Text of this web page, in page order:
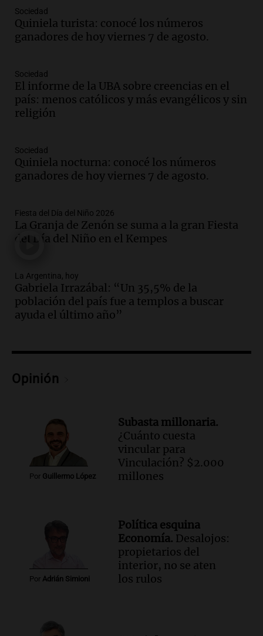
Panorama Federal
Episodios
Audio.Denuncias por represión en el
Panorama Federal
Episodios
Audio.Río Gallegos reporta frío extremo
y llega avión para escuelas de la décima
Panorama Federal
Episodios
Audio. La justicia reconoce al COVID
Panorama Federal
Episodios
Aumento de tarifas de luz en San
regulación de la energía
Panorama Federal
Episodios
Audio.Gabriela Irrazábal: “Un 35,5% de
Episodios
Santa Fe.
Noticias Rosario
Episodios
Audio.
José Roccuzzo, cortes de carne y
compras de Antonella: bromas en
Audio.
José Roccuzzo, cortes de carne y
compras de Antonella: bromas en
Viva la Radio Rosario
Episodios
cuestiona certezas masculinas
Sociedad
Quiniela turista: conocé los números
ganadores de hoy viernes 7 de agosto.
Sociedad
El informe de la UBA sobre creencias en el
país: menos católicos y más evangélicos y sin
religión
Sociedad
Quiniela nocturna: conocé los números
ganadores de hoy viernes 7 de agosto.
Fiesta del Día del Niño 2026
La Granja de Zenón se suma a la gran Fiesta
del Día del Niño en el Kempes
La Argentina, hoy
Gabriela Irrazábal: “Un 35,5% de la
población del país fue a templos a buscar
ayuda el último año”
Opinión
Por Guillermo López
Subasta millonaria.
¿Cuánto cuesta
vincular para
Vinculación? $2.000
millones
Por Adrián Simioni
Política esquina
Economía. Desalojos:
propietarios del
interior, no se aten
los rulos